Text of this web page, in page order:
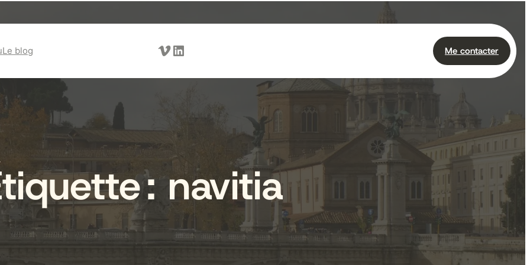
Le blog Vimeo LinkedIn Me contacter
:navitia